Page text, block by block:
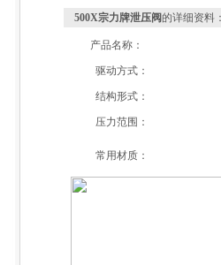
500X宗力牌泄压阀的详细资料
产品名称：
驱动方式：
结构形式：
压力范围：
常用材质：